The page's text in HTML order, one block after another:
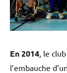
En 2014 , le
l’embauche